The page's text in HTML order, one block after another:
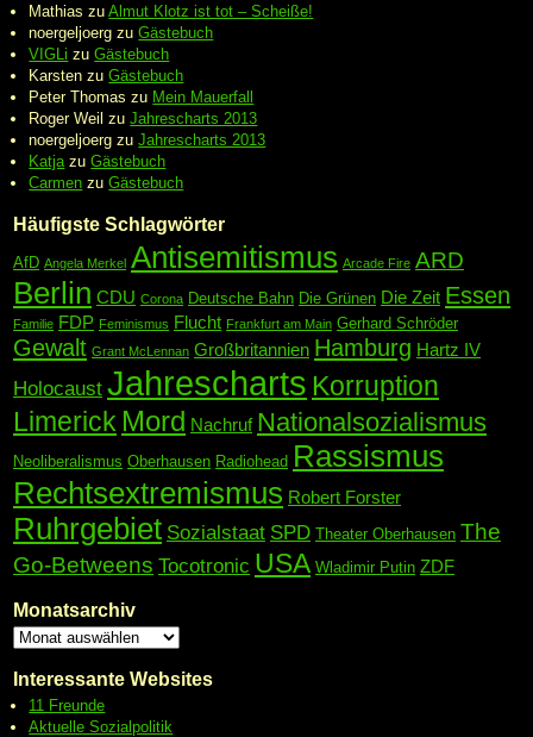
Mathias zuAlmut Klotz ist tot – Scheiße!
noergeljoerg zuGästebuch
VIGLi zuGästebuch
Karsten zuGästebuch
Peter Thomas zu Mein Mauerfall
Roger Weil zuJahrescharts 2013
noergeljoerg zuJahrescharts 2013
Katja zuGästebuch
Carmen zuGästebuch
Häufigste Schlagwörter
AfD Angela Merkel Antisemitismus Arcade Fire ARD
Berlin CDU Corona Deutsche Bahn Die Grünen Die Zeit Essen
Familie FDP Feminismus Flucht Frankfurt am Main Gerhard Schröder
Gewalt Grant McLennan Großbritannien Hamburg Hartz IV
Holocaust Jahrescharts Korruption
Limerick Mord Nachruf Nationalsozialismus
Neoliberalismus Oberhausen Radiohead Rassismus
Rechtsextremismus Robert Forster
Ruhrgebiet Sozialstaat SPD Theater Oberhausen The
Go-Betweens Tocotronic USA Wladimir Putin ZDF
Monatsarchiv
Interessante Websites
11 Freunde
Aktuelle Sozialpolitik